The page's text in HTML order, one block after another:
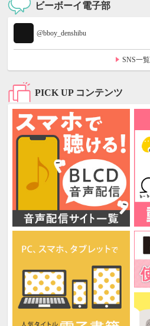
ビーボーイ電子部
@bboy_denshibu
SNS一覧
PICK UP コンテンツ